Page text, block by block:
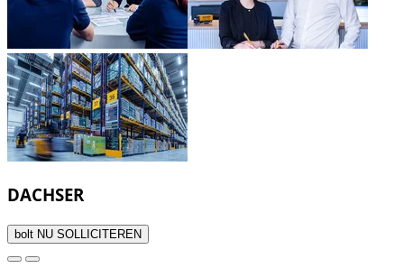
DACHSER
bolt NU SOLLICITEREN